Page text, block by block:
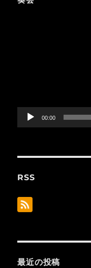
ー
00:00
RSS
最近の投稿